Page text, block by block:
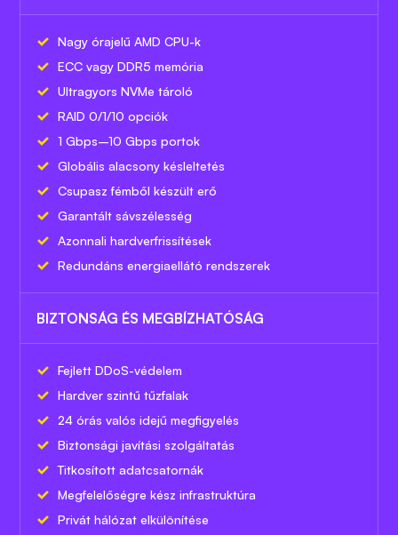
Nagy órajelű AMD CPU-k
ECC vagy DDR5 memória
Ultragyors NVMe tároló
RAID 0/1/10 opciók
1 Gbps–10 Gbps portok
Globális alacsony késleltetés
Csupasz fémből készült erő
Garantált sávszélesség
Azonnali hardverfrissítések
Redundáns energiaellátó rendszerek
BIZTONSÁG ÉS MEGBÍZHATÓSÁG
Fejlett DDoS-védelem
Hardver szintű tűzfalak
24 órás valós idejű megfigyelés
Biztonsági javítási szolgáltatás
Titkosított adatcsatornák
Megfelelőségre kész infrastruktúra
Privát hálózat elkülönítése